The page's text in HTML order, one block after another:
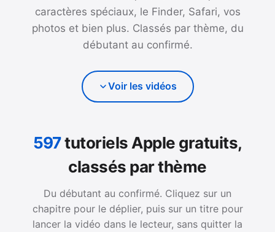
caractères spéciaux, le Finder, Safari, vos
photos et bien plus. Classés par thème, du
débutant au confirmé.
Voir les vidéos
597tutoriels Apple gratuits,
classés par thème
Du débutant au confirmé. Cliquez sur un
chapitre pour le déplier, puis sur un titre pour
lancer la vidéo dans le lecteur, sans quitter la